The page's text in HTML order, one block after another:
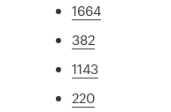
1664
382
1143
220